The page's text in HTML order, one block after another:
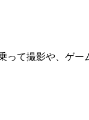
て撮影や、ゲー